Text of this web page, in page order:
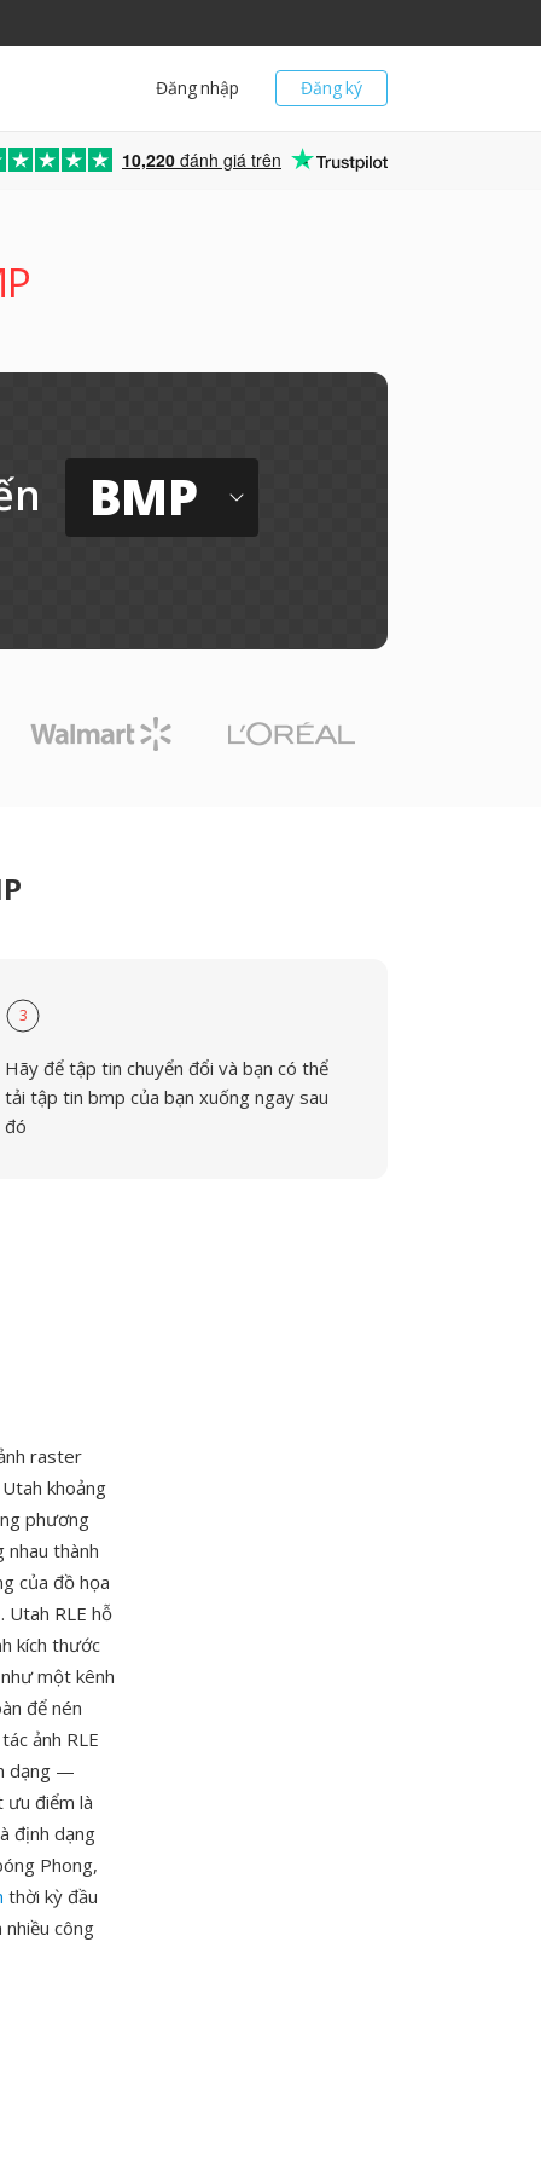
Đăng ký
Đăng nhập
10,220 đánh giá trên
BMP
3
Hãy để tập tin chuyển đổi và bạn có thể
tải tập tin bmp của bạn xuống ngay sau
đó
raster
khoảng
phương
thành
của đồ họa
Utah RLE hỗ
kích thước
một kênh
để nén
ảnh RLE
dạng —
ưu điểm là
định dạng
Phong,
thời kỳ đầu
công